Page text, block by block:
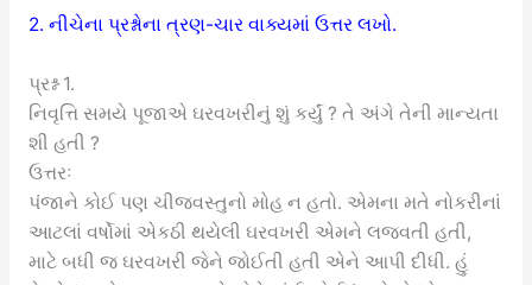
2. નીચેના પ્રશ્નોના ત્રણ-ચાર વાક્યમાં ઉત્તર લખો.
પ્રશ્ન 1.
નિવૃત્તિ સમયે પૂજાએ ઘરવખરીનું શું કર્યું ? તે અંગે તેની માન્યતા
શી હતી ?
ઉત્તરઃ
પંજાને કોઈ પણ ચીજવસ્તુનો મોહ ન હતો. એમના મતે નોકરીનાં
આટલાં વર્ષોમાં એકઠી થયેલી ઘરવખરી એમને લજવતી હતી,
માટે બધી જ ઘરવખરી જેને જોઈતી હતી એને આપી દીધી. હું